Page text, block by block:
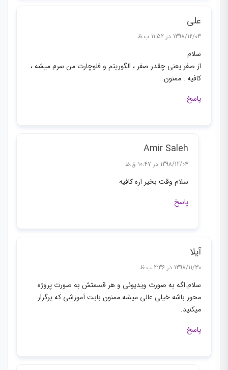
علی
1398/12/03 در 11:52 ب.ظ
سلام
از صفر یعنی چقدر صفر ، الگوریتم و فلوچارت من سرم میشه ،
کافیه . ممنون
پاسخ
Amir Saleh
1398/12/04 در 10:47 ق.ظ
سلام وقت بخیر اره کافیه
پاسخ
آیلا
1398/11/30 در 2:36 ب.ظ
سلام.اگه به صورت ویدیوئی و هر قسمتش به صورت پروژه
محور باشه خیلی عالی میشه.ممنون بابت آموزشی که برگزار
میکنید.
پاسخ